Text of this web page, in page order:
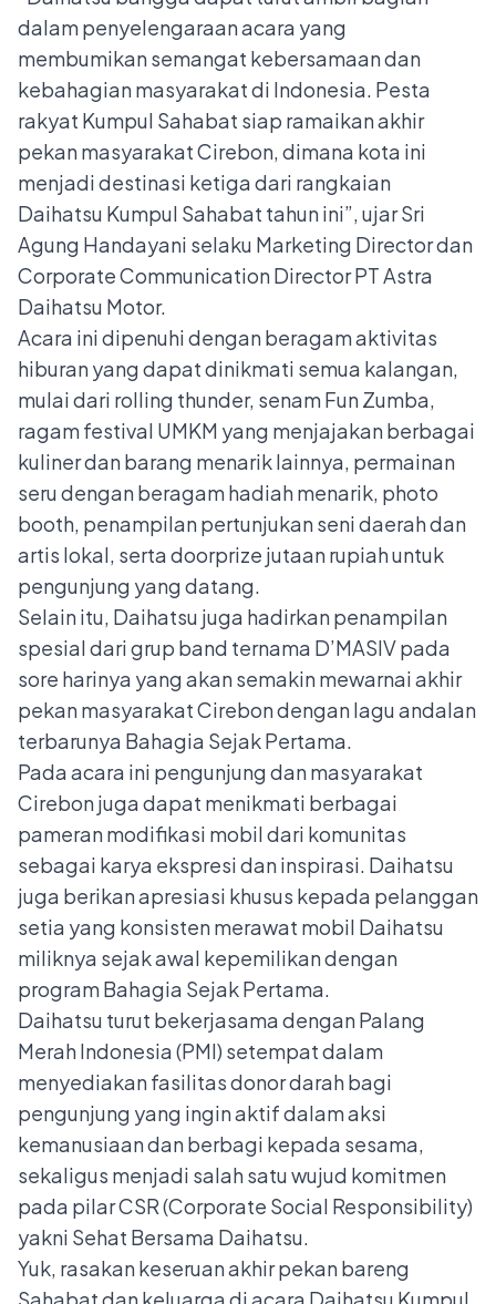
dalam penyelengaraan acara yang
membumikan semangat kebersamaan dan
kebahagian masyarakat di Indonesia. Pesta
rakyat Kumpul Sahabat siap ramaikan akhir
pekan masyarakat Cirebon, dimana kota ini
menjadi destinasi ketiga dari rangkaian
Daihatsu Kumpul Sahabat tahun ini”, ujar Sri
Agung Handayani selaku Marketing Director dan
Corporate Communication Director PT Astra
Daihatsu Motor.
Acara ini dipenuhi dengan beragam aktivitas
hiburan yang dapat dinikmati semua kalangan,
mulai dari rolling thunder, senam Fun Zumba,
ragam festival UMKM yang menjajakan berbagai
kuliner dan barang menarik lainnya, permainan
seru dengan beragam hadiah menarik, photo
booth, penampilan pertunjukan seni daerah dan
artis lokal, serta doorprize jutaan rupiah untuk
pengunjung yang datang.
Selain itu, Daihatsu juga hadirkan penampilan
spesial dari grup band ternama D’MASIV pada
sore harinya yang akan semakin mewarnai akhir
pekan masyarakat Cirebon dengan lagu andalan
terbarunya Bahagia Sejak Pertama.
Pada acara ini pengunjung dan masyarakat
Cirebon juga dapat menikmati berbagai
pameran modifikasi mobil dari komunitas
sebagai karya ekspresi dan inspirasi. Daihatsu
juga berikan apresiasi khusus kepada pelanggan
setia yang konsisten merawat mobil Daihatsu
miliknya sejak awal kepemilikan dengan
program Bahagia Sejak Pertama.
Daihatsu turut bekerjasama dengan Palang
Merah Indonesia (PMI) setempat dalam
menyediakan fasilitas donor darah bagi
pengunjung yang ingin aktif dalam aksi
kemanusiaan dan berbagi kepada sesama,
sekaligus menjadi salah satu wujud komitmen
pada pilar CSR (Corporate Social Responsibility)
yakni Sehat Bersama Daihatsu.
Yuk, rasakan keseruan akhir pekan bareng